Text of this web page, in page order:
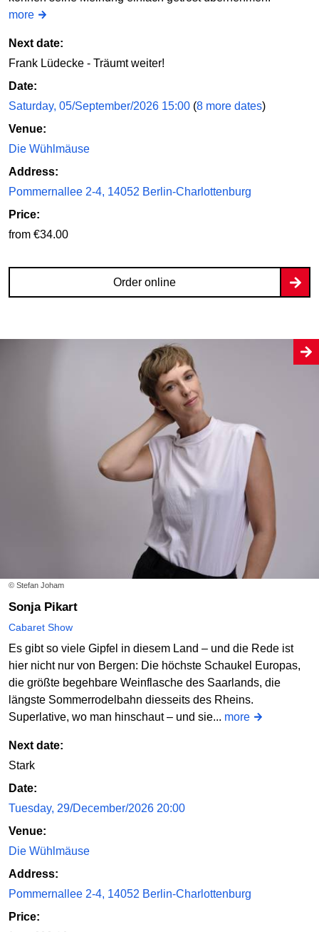
more
Next date:
Frank Lüdecke - Träumt weiter!
Date:
Saturday, 05/September/2026 15:00 (8 more dates)
Venue:
Die Wühlmäuse
Address:
Pommernallee 2-4, 14052 Berlin-Charlottenburg
Price:
from €34.00
Order online
© Stefan Joham
Sonja Pikart
Cabaret Show
Es gibt so viele Gipfel in diesem Land – und die Rede ist
hier nicht nur von Bergen: Die höchste Schaukel Europas,
die größte begehbare Weinflasche des Saarlands, die
längste Sommerrodelbahn diesseits des Rheins.
Superlative, wo man hinschaut – und sie... more
Next date:
Stark
Date:
Tuesday, 29/December/2026 20:00
Venue:
Die Wühlmäuse
Address:
Pommernallee 2-4, 14052 Berlin-Charlottenburg
Price: